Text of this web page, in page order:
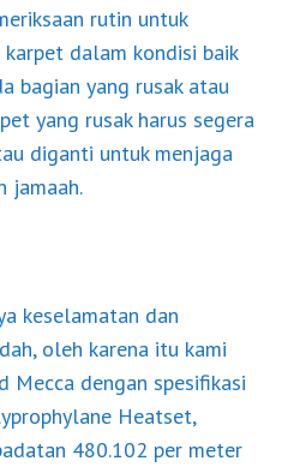
rutin untuk
karpet dalam kondisi baik
bagian yang rusak atau
yang rusak harus segera
diganti untuk menjaga
jamaah.
keselamatan dan
oleh karena itu kami
Mecca dengan spesifikasi
Heatset,
480.102 per meter